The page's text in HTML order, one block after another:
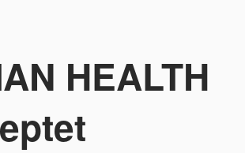
HEALTH